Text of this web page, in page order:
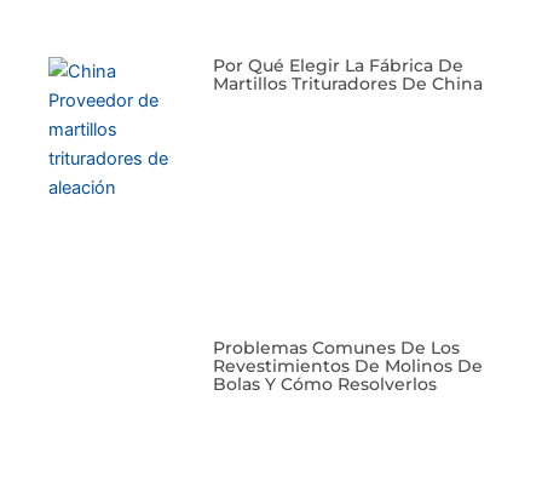
Por Qué Elegir La Fábrica De
Martillos Trituradores De China
Problemas Comunes De Los
Revestimientos De Molinos De
Bolas Y Cómo Resolverlos